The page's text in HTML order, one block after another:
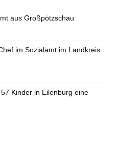
aus Großpötzschau
im Sozialamt im Landkreis
Kinder in Eilenburg eine